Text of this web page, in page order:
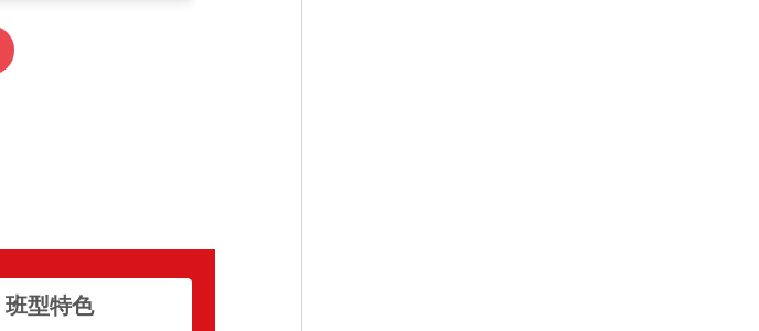
班型特色